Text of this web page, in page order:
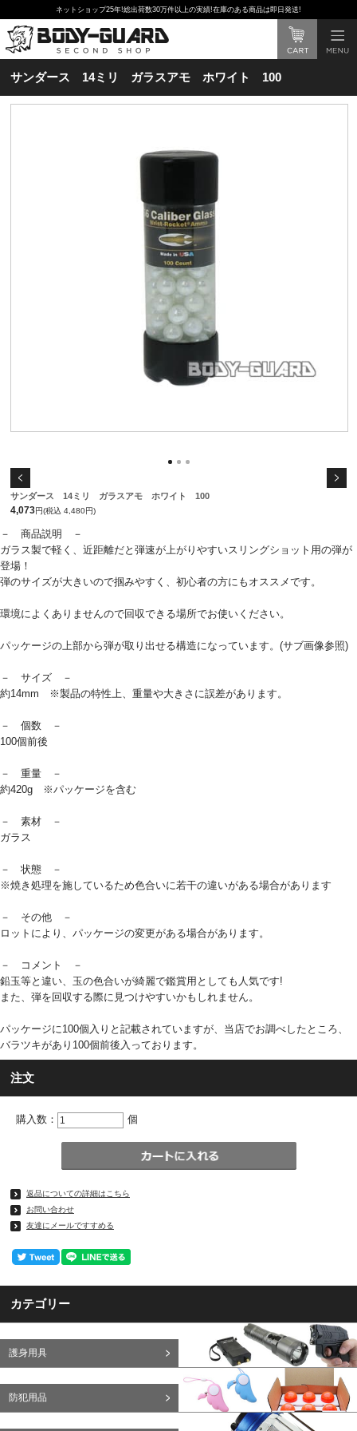
ネットショップ25年!総出荷数30万件以上の実績!在庫のある商品は即日発送!
サンダース 14ミリ ガラスアモ ホワイト 100
サンダース 14ミリ ガラスアモ ホワイト 100
4,073円(税込 4,480円)
－ 商品説明 －
ガラス製で軽く、近距離だと弾速が上がりやすいスリングショット用の弾が
登場！
弾のサイズが大きいので掴みやすく、初心者の方にもオススメです。
環境によくありませんので回収できる場所でお使いください。
パッケージの上部から弾が取り出せる構造になっています。(サブ画像参照)
－ サイズ －
約14mm ※製品の特性上、重量や大きさに誤差があります。
－ 個数 －
100個前後
－ 重量 －
約420g ※パッケージを含む
－ 素材 －
ガラス
－ 状態 －
※焼き処理を施しているため色合いに若干の違いがある場合があります
－ その他 －
ロットにより、パッケージの変更がある場合があります。
－ コメント －
鉛玉等と違い、玉の色合いが綺麗で鑑賞用としても人気です!
また、弾を回収する際に見つけやすいかもしれません。
パッケージに100個入りと記載されていますが、当店でお調べしたところ、
バラツキがあり100個前後入っております。
注文
購入数： 個
返品についての詳細はこちら
お問い合わせ
友達にメールですすめる
カテゴリー
護身用具
防犯用品